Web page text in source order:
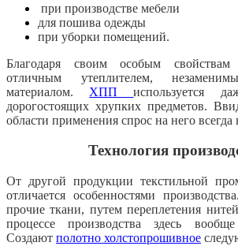
при производстве мебели
для пошива одежды
при уборки помещений.
Благодаря своим особым свойствам
отличным утеплителем,
материалом. ХППиспользуется
дорогостоящих хрупких предметов.
области применения спрос на него всегда
Технология
От другой продукции текстильной
отличается особенностями
прочие ткани, путем переплетения
процессе производства здесь
Создают полотно холстопрошивное